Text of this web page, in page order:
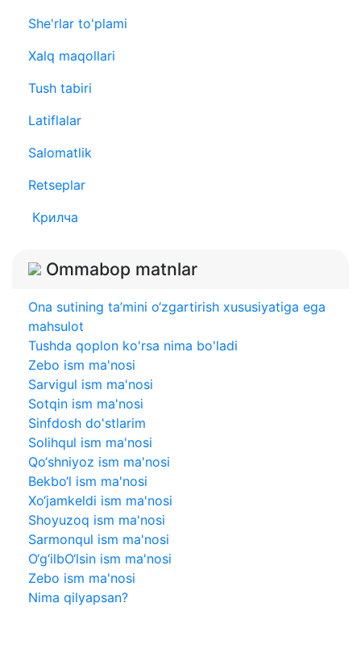
She'rlar to'plami
Xalq maqollari
Tush tabiri
Latiflalar
Salomatlik
Retseplar
Крилча
Ommabop matnlar
Ona sutining ta’mini o‘zgartirish xususiyatiga ega
mahsulot
Tushda qoplon ko'rsa nima bo'ladi
Zebo ism ma'nosi
Sarvigul ism ma'nosi
Sotqin ism ma'nosi
Sinfdosh do'stlarim
Solihqul ism ma'nosi
Qo‘shniyoz ism ma'nosi
Bekbo‘l ism ma'nosi
Xo‘jamkeldi ism ma'nosi
Shoyuzoq ism ma'nosi
Sarmonqul ism ma'nosi
O‘g‘ilbO‘lsin ism ma'nosi
Zebo ism ma'nosi
Nima qilyapsan?